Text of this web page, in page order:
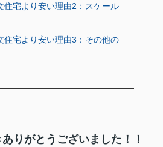
宅より安い理由2：スケール
宅より安い理由3：その他の
りがとうございました！！